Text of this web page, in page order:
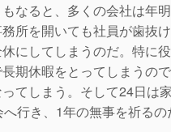
なると、多くの会社は年
所を開いても社員が歯抜
にしてしまうのだ。特に
期休暇をとってしまうの
てしまう。そして24日は
行き、1年の無事を祈るの